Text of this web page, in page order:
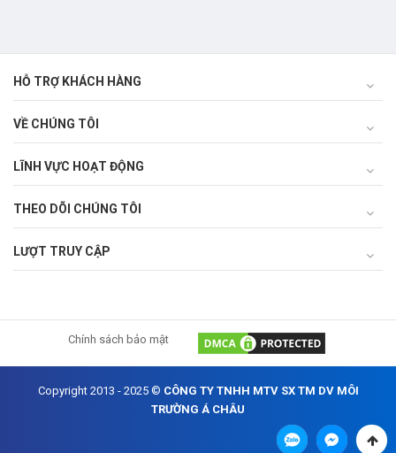
HỖ TRỢ KHÁCH HÀNG
VỀ CHÚNG TÔI
LĨNH VỰC HOẠT ĐỘNG
THEO DÕI CHÚNG TÔI
LƯỢT TRUY CẬP
Chính sách bảo mật
Copyright 2013 - 2025 © CÔNG TY TNHH MTV SX TM DV MÔI
TRƯỜNG Á CHÂU